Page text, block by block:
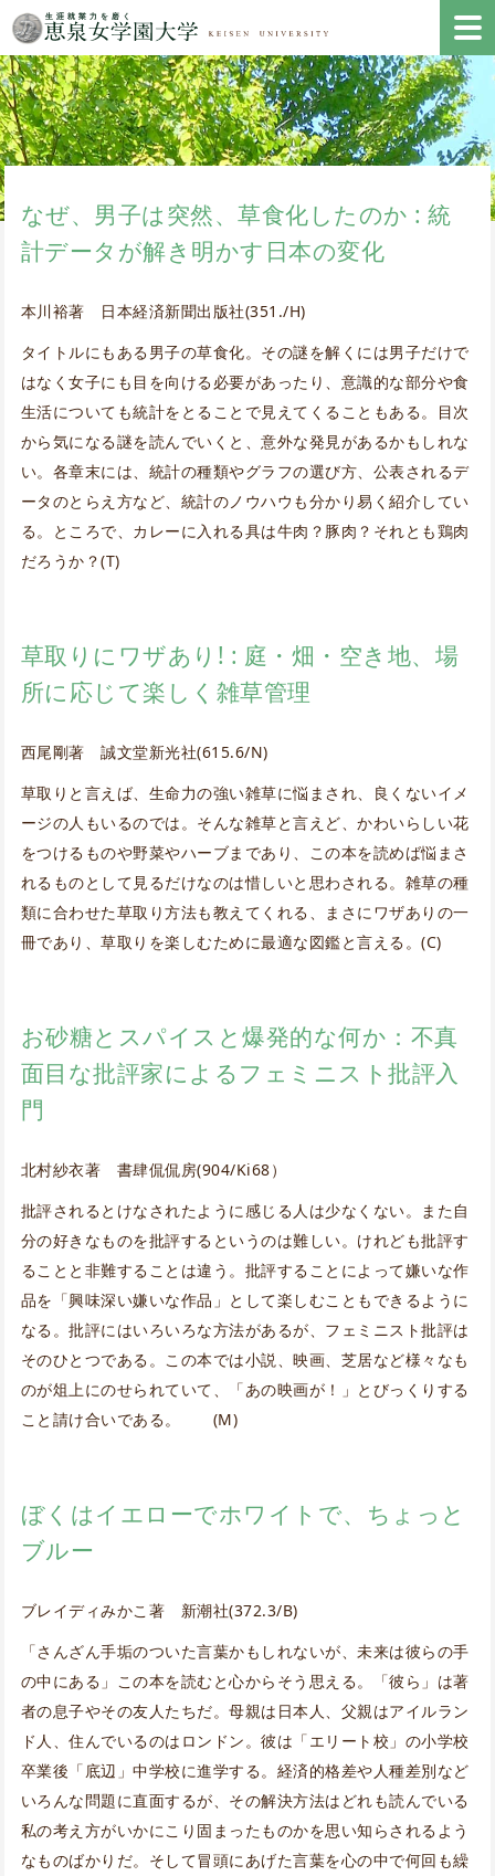
なぜ、男子は突然、草食化したのか : 統
計データが解き明かす日本の変化
本川裕著 日本経済新聞出版社(351./H)
タイトルにもある男子の草食化。その謎を解くには男子だけで
はなく女子にも目を向ける必要があったり、意識的な部分や食
生活についても統計をとることで見えてくることもある。目次
から気になる謎を読んでいくと、意外な発見があるかもしれな
い。各章末には、統計の種類やグラフの選び方、公表されるデ
ータのとらえ方など、統計のノウハウも分かり易く紹介してい
る。ところで、カレーに入れる具は牛肉？豚肉？それとも鶏肉
だろうか？(T)
草取りにワザあり! : 庭・畑・空き地、場
所に応じて楽しく雑草管理
西尾剛著 誠文堂新光社(615.6/N)
草取りと言えば、生命力の強い雑草に悩まされ、良くないイメ
ージの人もいるのでは。そんな雑草と言えど、かわいらしい花
をつけるものや野菜やハーブまであり、この本を読めば悩まさ
れるものとして見るだけなのは惜しいと思わされる。雑草の種
類に合わせた草取り方法も教えてくれる、まさにワザありの一
冊であり、草取りを楽しむために最適な図鑑と言える。(C)
お砂糖とスパイスと爆発的な何か：不真
面目な批評家によるフェミニスト批評入
門
北村紗衣著 書肆侃侃房(904/Ki68）
批評されるとけなされたように感じる人は少なくない。また自
分の好きなものを批評するというのは難しい。けれども批評す
ることと非難することは違う。批評することによって嫌いな作
品を「興味深い嫌いな作品」として楽しむこともできるように
なる。批評にはいろいろな方法があるが、フェミニスト批評は
そのひとつである。この本では小説、映画、芝居など様々なも
のが俎上にのせられていて、「あの映画が！」とびっくりする
こと請け合いである。 (M)
ぼくはイエローでホワイトで、ちょっと
ブルー
ブレイディみかこ著 新潮社(372.3/B)
「さんざん手垢のついた言葉かもしれないが、未来は彼らの手
の中にある」この本を読むと心からそう思える。「彼ら」は著
者の息子やその友人たちだ。母親は日本人、父親はアイルラン
ド人、住んでいるのはロンドン。彼は「エリート校」の小学校
卒業後「底辺」中学校に進学する。経済的格差や人種差別など
いろんな問題に直面するが、その解決方法はどれも読んでいる
私の考え方がいかにこり固まったものかを思い知らされるよう
なものばかりだ。そして冒頭にあげた言葉を心の中で何回も繰